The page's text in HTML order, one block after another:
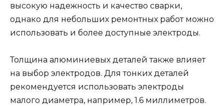
высокую надежность и качество сварки,
однако для небольших ремонтных работ можно
использовать и более доступные электроды.
Толщина алюминиевых деталей также влияет
на выбор электродов. Для тонких деталей
рекомендуется использовать электроды
малого диаметра, например, 1.6 миллиметров.